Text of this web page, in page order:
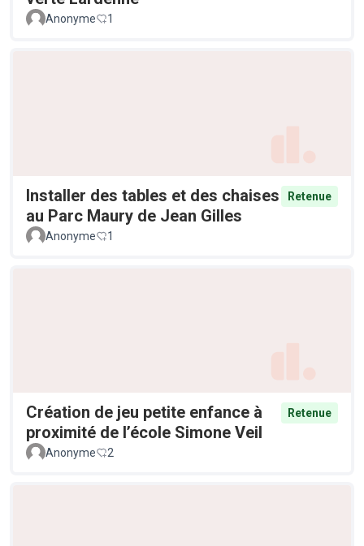
Anonyme 1
Installer des tables et des chaises
au Parc Maury de Jean Gilles
Retenue
Anonyme 1
Création de jeu petite enfance à
proximité de l’école Simone Veil
Retenue
Anonyme 2